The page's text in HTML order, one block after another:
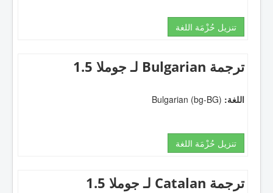
تنزيل حُزْمَة اللغة
ترجمة Bulgarian لـ جوملا 1.5
اللغة:
تنزيل حُزْمَة اللغة
ترجمة Catalan لـ جوملا 1.5